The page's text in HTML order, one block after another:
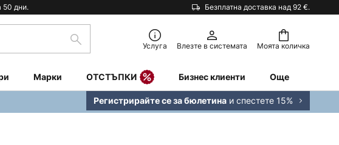
50 дни. Безплатна доставка над 92 €.
Моята количка
Търсене Услуга Влезте в системата
Марки ОТСТЪПКИ Бизнес клиенти Още
Регистрирайте се за бюлетина и спестете 15%